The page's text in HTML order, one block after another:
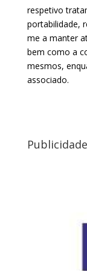
respetivo
portabilidade,
me a manter
bem como a
mesmos,
associado.
Publicidade